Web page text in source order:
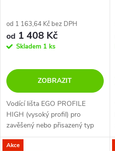
od 1 163,64 Kč bez DPH
od 1 408 Kč
Skladem 1 ks
ZOBRAZIT
Vodící lišta EGO PROFILE
HIGH (vysoký profil) pro
zavěšený nebo přisazený typ
montáže.
Akce